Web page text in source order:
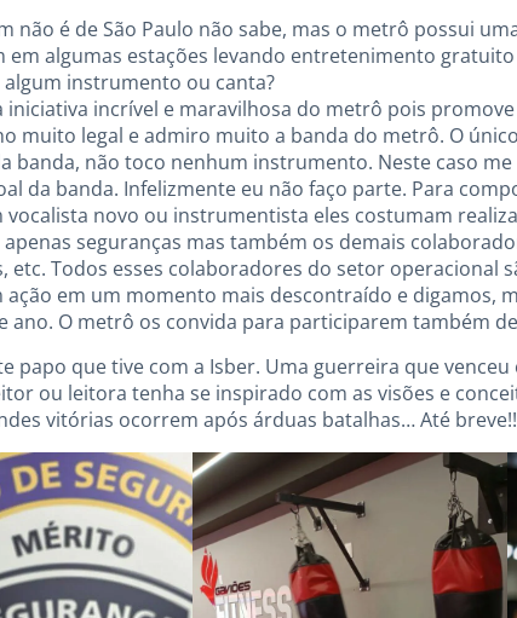
não é de São Paulo não sabe, mas o metrô possui
em algumas estações levando entretenimento
algum instrumento ou canta?
iniciativa incrível e maravilhosa do metrô pois
muito legal e admiro muito a banda do metrô. O
banda, não toco nenhum instrumento. Neste caso
da banda. Infelizmente eu não faço parte. Para
vocalista novo ou instrumentista eles costumam
seguranças mas também os demais
etc. Todos esses colaboradores do setor operacional
ação em um momento mais descontraído e digamos,
ano. O metrô os convida para participarem também
papo que tive com a Isber. Uma guerreira que
ou leitora tenha se inspirado com as visões e
vitórias ocorrem após árduas batalhas… Até